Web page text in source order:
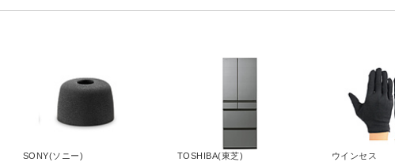
SONY(ソニー) TOSHIBA(東芝) ウインセス